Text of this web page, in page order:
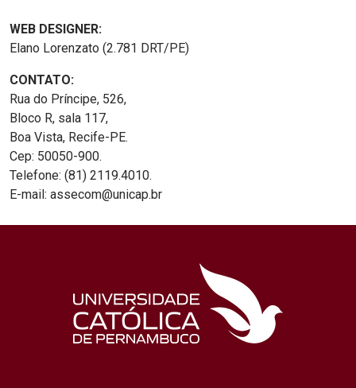
WEB DESIGNER:
Elano Lorenzato (2.781 DRT/PE)
CONTATO:
Rua do Príncipe, 526,
Bloco R, sala 117,
Boa Vista, Recife-PE.
Cep: 50050-900.
Telefone: (81) 2119.4010.
E-mail: assecom@unicap.br